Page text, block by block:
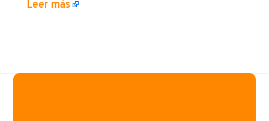
Leer más